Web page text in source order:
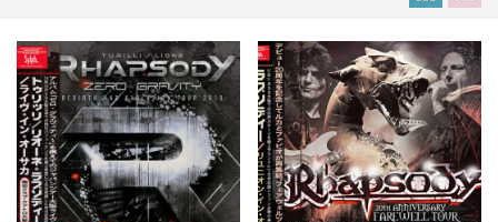
リアム・ギャラガー / 2024年6月1日 英国シェフィールド公演 完
全収録！
*NEW RELEASE (最新約3ヶ月)
2024.6.9
メガデス / 2023年8月4日 ドイツ W.O.A. 公演 FHD 完全収録！
*NEW RELEASE (最新約3ヶ月)
2024.6.9
ユーライア・ヒープ / 2023年8月3日 ドイツ W.O.A. 公演 FHD 完
全収録！